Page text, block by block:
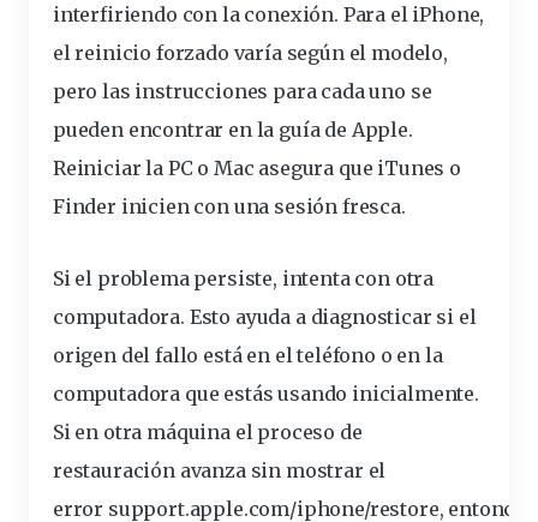
interfiriendo con la conexión. Para el iPhone,
el reinicio forzado varía según el modelo,
pero las instrucciones para cada uno se
pueden encontrar en la guía de Apple.
Reiniciar la PC o Mac asegura que iTunes o
Finder inicien con una sesión fresca.
Si el problema persiste, intenta con otra
computadora. Esto ayuda a diagnosticar si el
origen del fallo está en el teléfono o en la
computadora que estás usando inicialmente.
Si en otra máquina el proceso de
restauración avanza sin mostrar el
error support.apple.com/iphone/restore, entonces